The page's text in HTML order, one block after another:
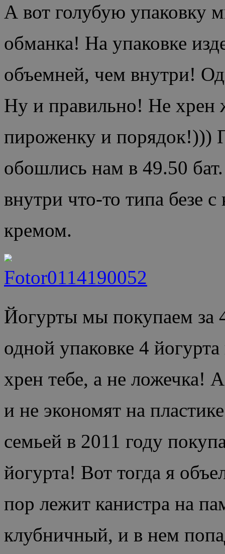
А вот голубую упаковку
обманка! На упаковке
объемней, чем внутри!
Ну и правильно! Не хрен
пироженку и порядок!)))
обошлись нам в 49.50
внутри что-то типа безе
кремом.
Йогурты мы покупаем за
одной упаковке 4
хрен тебе, а не ложечка!
и не экономят на
семьей в 2011 году
йогурта! Вот тогда я
пор лежит канистра на
клубничный, и в нем